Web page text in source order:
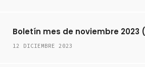
Boletín mes de noviembre 2023
12 DICIEMBRE 2023